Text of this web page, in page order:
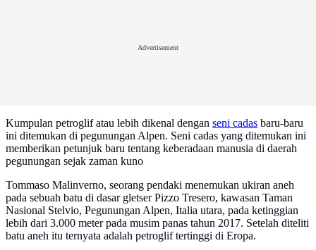
Advertisement
Kumpulan petroglif atau lebih dikenal dengan seni cadas baru-baru
ini ditemukan di pegunungan Alpen. Seni cadas yang ditemukan ini
memberikan petunjuk baru tentang keberadaan manusia di daerah
pegunungan sejak zaman kuno
Tommaso Malinverno, seorang pendaki menemukan ukiran aneh
pada sebuah batu di dasar gletser Pizzo Tresero, kawasan Taman
Nasional Stelvio, Pegunungan Alpen, Italia utara, pada ketinggian
lebih dari 3.000 meter pada musim panas tahun 2017. Setelah diteliti
batu aneh itu ternyata adalah petroglif tertinggi di Eropa.